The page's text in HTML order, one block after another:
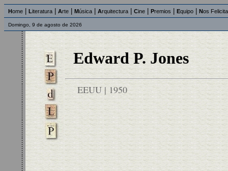
Home Literatura Arte Música Arquitectura Cine Premios Equipo Nos
Domingo, 9 de agosto de 2026
Edward P. Jones
EEUU | 1950